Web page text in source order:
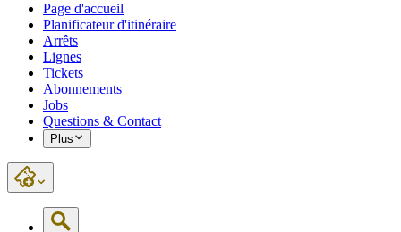
Page d'accueil
Planificateur d'itinéraire
Arrêts
Lignes
Tickets
Abonnements
Jobs
Questions & Contact
Plus